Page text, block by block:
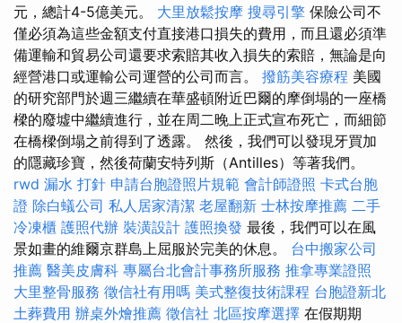
元，總計4-5億美元。 大里放鬆按摩 搜尋引擎 保險公司不
僅必須為這些金額支付直接港口損失的費用，而且還必須準
備運輸和貿易公司還要求索賠其收入損失的索賠，無論是向
經營港口或運輸公司運營的公司而言。 撥筋美容療程 美國
的研究部門於週三繼續在華盛頓附近巴爾的摩倒塌的一座橋
樑的廢墟中繼續進行，並在周二晚上正式宣布死亡，而細節
在橋樑倒塌之前得到了透露。 然後，我們可以發現牙買加
的隱藏珍寶，然後荷蘭安特列斯（Antilles）等著我們。
rwd 漏水 打針 申請台胞證照片規範 會計師證照 卡式台胞
證 除白蟻公司 私人居家清潔 老屋翻新 士林按摩推薦 二手
冷凍櫃 護照代辦 裝潢設計 護照換發 最後，我們可以在風
景如畫的維爾京群島上屈服於完美的休息。 台中搬家公司
推薦 醫美皮膚科 專屬台北會計事務所服務 推拿專業證照
大里整骨服務 徵信社有用嗎 美式整復技術課程 台胞證新北
土葬費用 辦桌外燴推薦 徵信社 北區按摩選擇 在假期期